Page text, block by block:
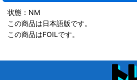
状態：NM
この商品は日本語版です。
この商品はFOILです。